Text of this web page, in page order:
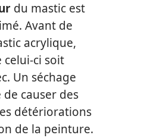
du mastic est
Avant de
acrylique,
celui-ci soit
Un séchage
causer des
détériorations
de la peinture.